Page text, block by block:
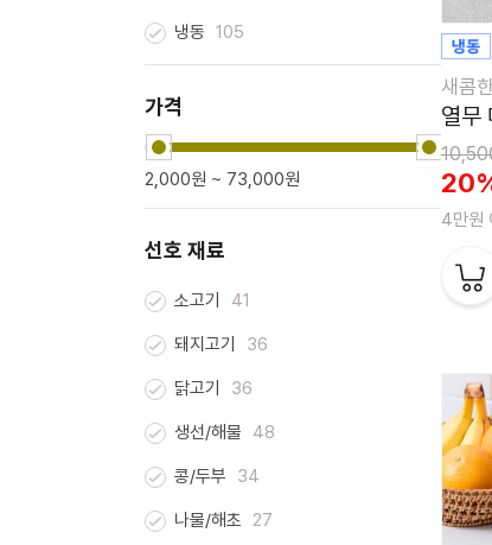
냉동 105
가격
2,000원 ~ 73,000원
선호 재료
소고기 41
돼지고기 36
닭고기 36
생선/해물 48
콩/두부 34
나물/해초 27
새콤
열무
4만원